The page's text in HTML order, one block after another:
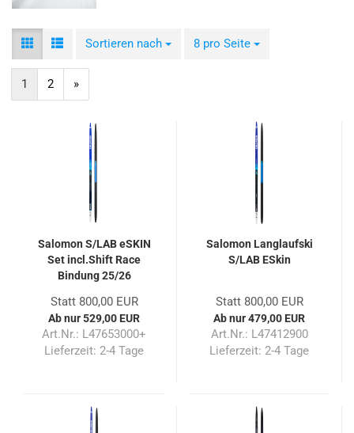
Sortieren nach
Sortieren nach 8 pro Seite
pro Seite
1 2 »
Salomon S/LAB eSKIN
Set incl.Shift Race
Bindung 25/26
Statt 800,00 EUR
Ab nur 529,00 EUR
Art.Nr.: L47653000+
Lieferzeit: 2-4 Tage
Salomon Langlaufski
S/LAB ESkin
Statt 800,00 EUR
Ab nur 479,00 EUR
Art.Nr.: L47412900
Lieferzeit: 2-4 Tage